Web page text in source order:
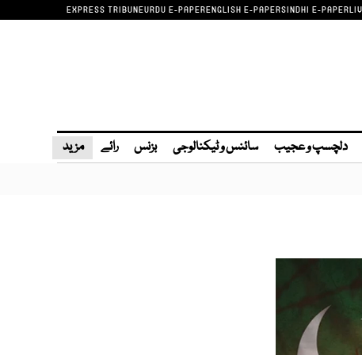
EXPRESS TRIBUNEURDU E-PAPERENGLISH E-PAPERSINDHI E-PAPER
دلچسپ و عجیب سائنس و ٹیکنالوجی بزنس رائے مزید